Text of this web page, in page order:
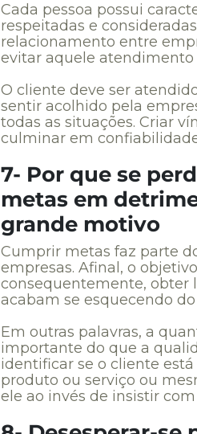
Cada pessoa possui
respeitadas e
relacionamento entre
evitar aquele atendimento
O cliente deve ser
sentir acolhido pela
todas as situações. Criar
culminar em
7- Por que se
metas em
grande motivo
Cumprir metas faz parte
empresas. Afinal, o
consequentemente, obter
acabam se esquecendo
Em outras palavras, a
importante do que a
identificar se o cliente
produto ou serviço ou
ele ao invés de insistir